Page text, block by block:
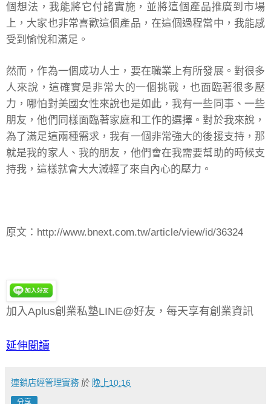
個想法，我能將它付諸實施，並將這個產品推廣到市場
上，大家也非常喜歡這個產品，在這個過程當中，我能感
受到愉悅和滿足。
然而，作為一個成功人士，要在職業上有所發展。對很多
人來說，這確實是非常大的一個挑戰，也面臨著很多壓
力，哪怕對美國女性來說也是如此，我有一些同事、一些
朋友，他們同樣面臨著家庭和工作的選擇。對於我來說，
為了滿足這兩種需求，我有一個非常強大的後援支持，那
就是我的家人、我的朋友，他們會在我需要幫助的時候支
持我，這樣就會大大減輕了來自內心的壓力。
原文：http://www.bnext.com.tw/article/view/id/36324
加入Aplus創業私塾LINE@好友，每天享有創業資訊
延伸閱讀
連鎖店經管理實務 於 晚上10:16
分享